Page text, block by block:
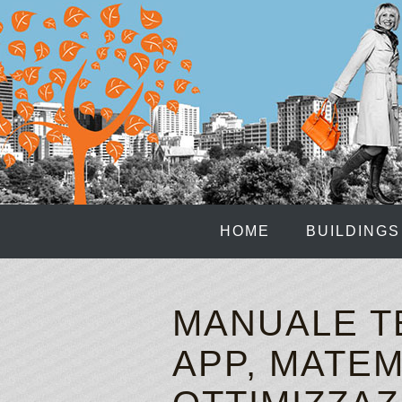
HOME BUILDINGS
MANUALE
APP,